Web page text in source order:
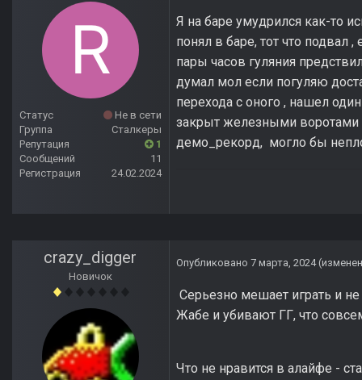
Статус
Не в сети
Группа
Сталкеры
Репутация
1
Сообщений
11
Регистрация
24.02.2024
Я на баре умудрился как-то
понял в баре, тот что подвал
пары часов гуляния
думал мол если погуляю
перехода с оного , нашел
закрыт железными воротами
демо_рекорд, могло бы
crazy_digger
Новичок
Опубликовано 7 марта, 2024
Серьезно мешает играть и
Жабе и убивают ГГ, что
Что не нравится в алайфе -